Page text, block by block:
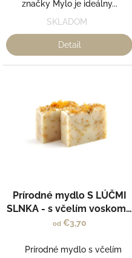
značky Mylo je ideálny...
SKLADOM
Detail
Prírodné mydlo S LÚČMI
SLNKA - s včelím voskom -
MusK
od€3,70
Prírodné mydlo s včelím